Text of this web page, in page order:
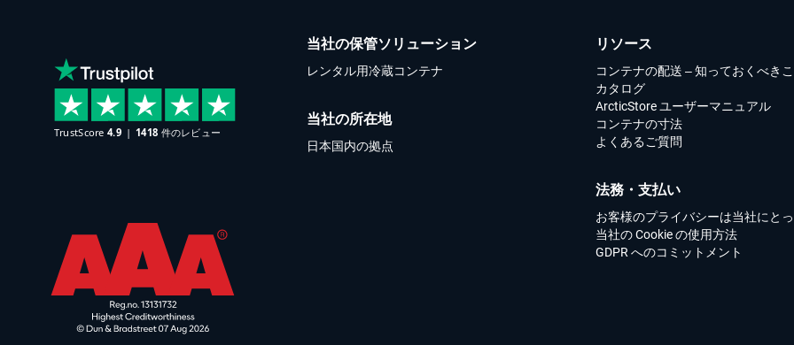
当社の保管ソリューション
レンタル用冷蔵コンテナ
当社の所在地
日本国内の拠点
リソース
コンテナの配送 – 知っておくべきこ
カタログ
ArcticStore ユーザーマニュアル
コンテナの寸法
よくあるご質問
法務・支払い
お客様のプライバシーは当社にと
当社の Cookie の使用方法
GDPR へのコミットメント